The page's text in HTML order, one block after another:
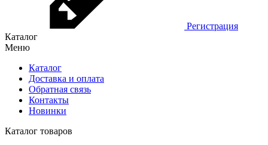
Регистрация
Каталог
Меню
Каталог
Доставка и оплата
Обратная связь
Контакты
Новинки
Каталог товаров